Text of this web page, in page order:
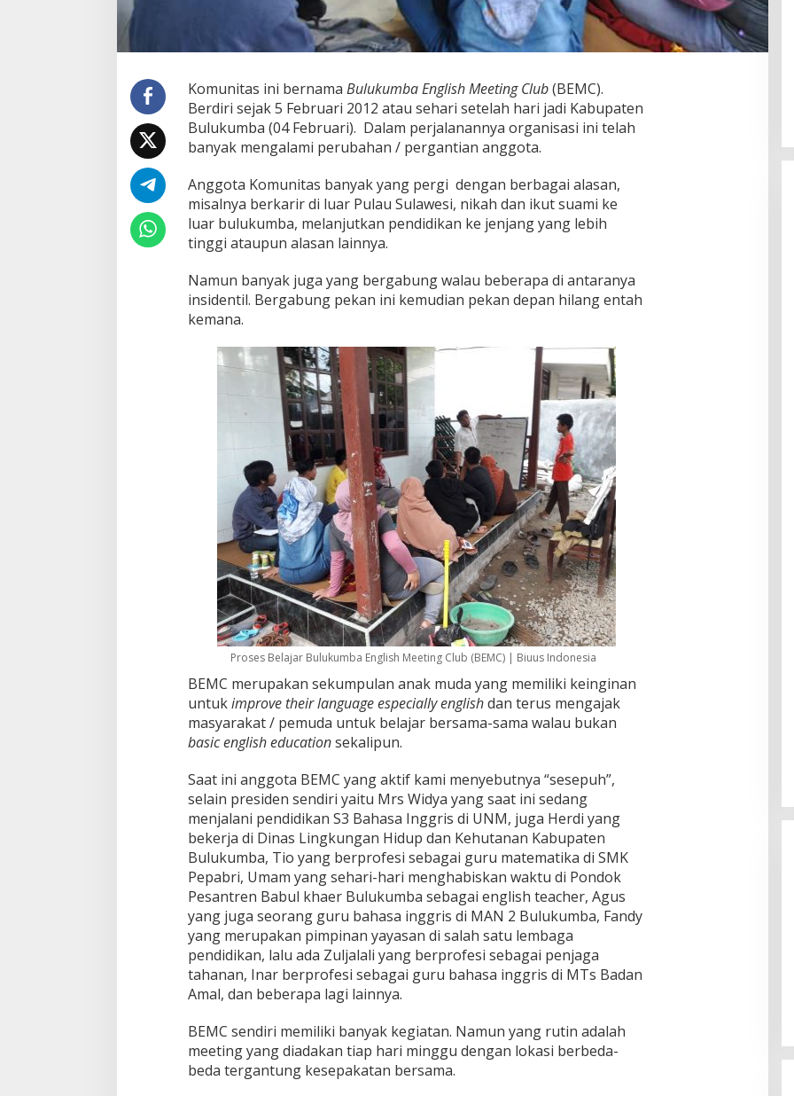
Komunitas ini bernama Bulukumba English Meeting Club(BEMC).
Berdiri sejak 5 Februari 2012 atau sehari setelah hari jadi Kabupaten
Bulukumba (04 Februari). Dalam perjalanannya organisasi ini telah
banyak mengalami perubahan / pergantian anggota.
Anggota Komunitas banyak yang pergi dengan berbagai alasan,
misalnya berkarir di luar Pulau Sulawesi, nikah dan ikut suami ke
luar bulukumba, melanjutkan pendidikan ke jenjang yang lebih
tinggi ataupun alasan lainnya.
Namun banyak juga yang bergabung walau beberapa di antaranya
insidentil. Bergabung pekan ini kemudian pekan depan hilang entah
kemana.
Proses Belajar Bulukumba English Meeting Club (BEMC) | Biuus Indonesia
BEMC merupakan sekumpulan anak muda yang memiliki keinginan
untukimprove their language especially englishdan terus mengajak
masyarakat / pemuda untuk belajar bersama-sama walau bukan
basic english educationsekalipun.
Saat ini anggota BEMC yang aktif kami menyebutnya “sesepuh”,
selain presiden sendiri yaitu Mrs Widya yang saat ini sedang
menjalani pendidikan S3 Bahasa Inggris di UNM, juga Herdi yang
bekerja di Dinas Lingkungan Hidup dan Kehutanan Kabupaten
Bulukumba, Tio yang berprofesi sebagai guru matematika di SMK
Pepabri, Umam yang sehari-hari menghabiskan waktu di Pondok
Pesantren Babul khaer Bulukumba sebagai english teacher, Agus
yang juga seorang guru bahasa inggris di MAN 2 Bulukumba, Fandy
yang merupakan pimpinan yayasan di salah satu lembaga
pendidikan, lalu ada Zuljalali yang berprofesi sebagai penjaga
tahanan, Inar berprofesi sebagai guru bahasa inggris di MTs Badan
Amal, dan beberapa lagi lainnya.
BEMC sendiri memiliki banyak kegiatan. Namun yang rutin adalah
meeting yang diadakan tiap hari minggu dengan lokasi berbeda-
beda tergantung kesepakatan bersama.
Enam Pejabat Baru Resmi Dilantik
di Kejati Kepri oleh J. Devy